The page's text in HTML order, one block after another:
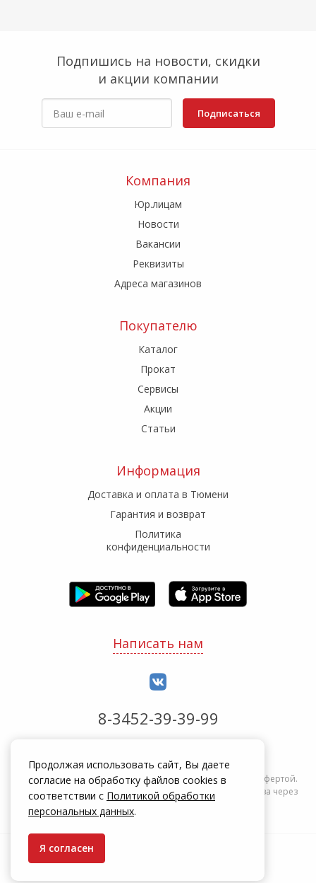
Подпишись на новости, скидки
и акции компании
Подписаться
Компания
Юр.лицам
Новости
Вакансии
Реквизиты
Адреса магазинов
Покупателю
Каталог
Прокат
Сервисы
Акции
Статьи
Информация
Доставка и оплата в Тюмени
Гарантия и возврат
Политика
конфиденциальности
Написать нам
8-3452-39-39-99
Информация на сайте zakrepi.ru не является публичной офертой.
Указанные цены действуют только при оформлении заказа через
интернет-магазин zakrepi.ru.
© КрепыЖ, 2004 — 2026
Продолжая использовать сайт, Вы даете
согласие на обработку файлов cookies в
соответствии с Политикой обработки
персональных данных.
Я согласен